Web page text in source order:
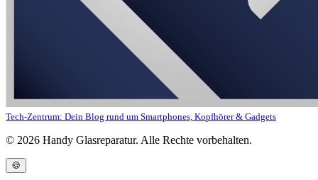
Tech-Zentrum: Dein Blog rund um Smartphones, Kopfhörer & Gadgets
© 2026 Handy Glasreparatur. Alle Rechte vorbehalten.
🍪